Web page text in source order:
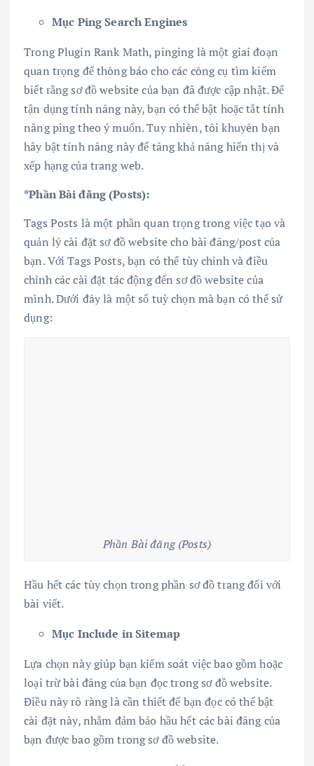
Mục Ping Search Engines
Trong Plugin Rank Math, pinging là một giai đoạn
quan trọng để thông báo cho các công cụ tìm kiếm
biết rằng sơ đồ website của bạn đã được cập nhật. Để
tận dụng tính năng này, bạn có thể bật hoặc tắt tính
năng ping theo ý muốn. Tuy nhiên, tôi khuyên bạn
hãy bật tính năng này để tăng khả năng hiển thị và
xếp hạng của trang web.
*Phần Bài đăng (Posts):
Tags Posts là một phần quan trọng trong việc tạo và
quản lý cài đặt sơ đồ website cho bài đăng/post của
bạn. Với Tags Posts, bạn có thể tùy chỉnh và điều
chỉnh các cài đặt tác động đến sơ đồ website của
mình. Dưới đây là một số tuỳ chọn mà bạn có thể sử
dụng:
Phần Bài đăng (Posts)
Hầu hết các tùy chọn trong phần sơ đồ trang đối với
bài viết.
Mục Include in Sitemap
Lựa chọn này giúp bạn kiểm soát việc bao gồm hoặc
loại trừ bài đăng của bạn đọc trong sơ đồ website.
Điều này rõ ràng là cần thiết để bạn đọc có thể bật
cài đặt này, nhằm đảm bảo hầu hết các bài đăng của
bạn được bao gồm trong sơ đồ website.